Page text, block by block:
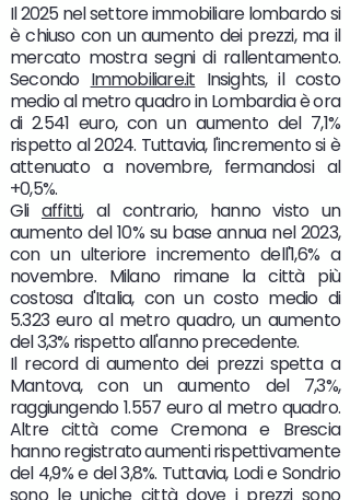
Il 2025 nel settore immobiliare lombardo si
è chiuso con un aumento dei prezzi, ma il
mercato mostra segni di rallentamento.
Secondo Immobiliare.it Insights, il costo
medio al metro quadro in Lombardia è ora
di 2.541 euro, con un aumento del 7,1%
rispetto al 2024. Tuttavia, l'incremento si è
attenuato a novembre, fermandosi al
+0,5%.
Gli affitti, al contrario, hanno visto un
aumento del 10% su base annua nel 2023,
con un ulteriore incremento dell'1,6% a
novembre. Milano rimane la città più
costosa d'Italia, con un costo medio di
5.323 euro al metro quadro, un aumento
del 3,3% rispetto all'anno precedente.
Il record di aumento dei prezzi spetta a
Mantova, con un aumento del 7,3%,
raggiungendo 1.557 euro al metro quadro.
Altre città come Cremona e Brescia
hanno registrato aumenti rispettivamente
del 4,9% e del 3,8%. Tuttavia, Lodi e Sondrio